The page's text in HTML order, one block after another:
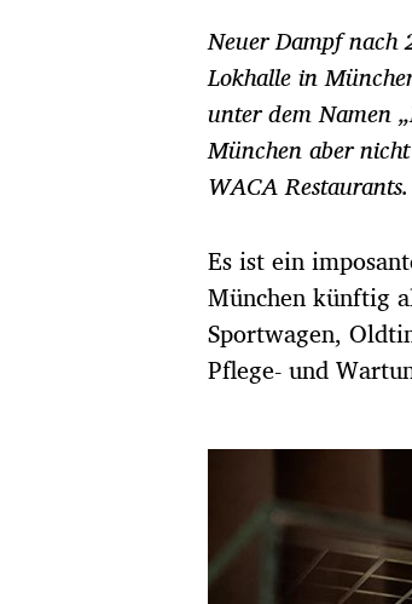
a
g
s
d
a
t
u
Neuer Dampf nach
Lokhalle in
unter dem Namen
München aber
WACA Restaurants.
Es ist ein
München künftig
Sportwagen,
Pflege- und